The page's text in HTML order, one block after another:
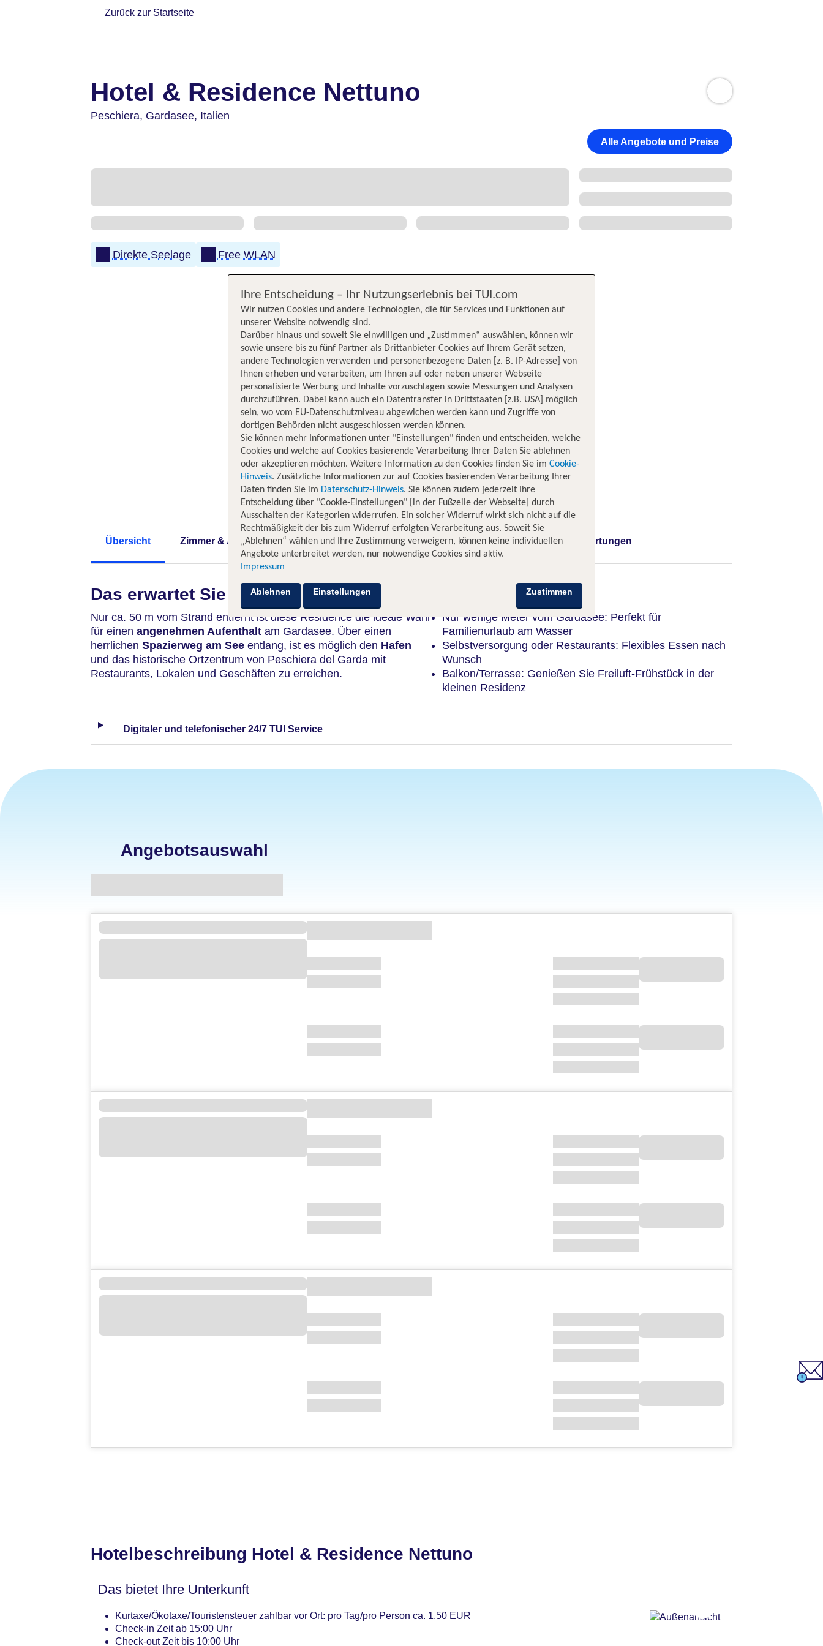
Zurück zur Startseite
Hotel & Residence Nettuno
Peschiera, Gardasee, Italien
Alle Angebote und Preise
Direkte Seelage Free WLAN
Übersicht Zimmer & Angebote Hotelinformationen Nachhaltigkeit Lage Bewertungen
Das erwartet Sie
Nur ca. 50 m vom Strand entfernt ist diese Residence die ideale Wahl
für einen angenehmen Aufenthalt am Gardasee. Über einen
herrlichen Spazierweg am See entlang, ist es möglich den Hafen
und das historische Ortzentrum von Peschiera del Garda mit
Restaurants, Lokalen und Geschäften zu erreichen.
Nur wenige Meter vom Gardasee: Perfekt für
Familienurlaub am Wasser
Selbstversorgung oder Restaurants: Flexibles Essen nach
Wunsch
Balkon/Terrasse: Genießen Sie Freiluft-Frühstück in der
kleinen Residenz
Digitaler und telefonischer 24/7 TUI Service
Angebotsauswahl
Hotelbeschreibung Hotel & Residence Nettuno
Das bietet Ihre Unterkunft
Kurtaxe/Ökotaxe/Touristensteuer zahlbar vor Ort: pro Tag/pro Person ca. 1.50 EUR
Check-in Zeit ab 15:00 Uhr
Check-out Zeit bis 10:00 Uhr
Ihre Entscheidung – Ihr Nutzungserlebnis bei TUI.com
Wir nutzen Cookies und andere Technologien, die für Services und Funktionen auf
unserer Website notwendig sind.
Darüber hinaus und soweit Sie einwilligen und „Zustimmen“ auswählen, können wir
sowie unsere bis zu fünf Partner als Drittanbieter Cookies auf Ihrem Gerät setzen,
andere Technologien verwenden und personenbezogene Daten [z. B. IP-Adresse] von
Ihnen erheben und verarbeiten, um Ihnen auf oder neben unserer Webseite
personalisierte Werbung und Inhalte vorzuschlagen sowie Messungen und Analysen
durchzuführen. Dabei kann auch ein Datentransfer in Drittstaaten [z.B. USA] möglich
sein, wo vom EU-Datenschutzniveau abgewichen werden kann und Zugriffe von
dortigen Behörden nicht ausgeschlossen werden können.
Sie können mehr Informationen unter "Einstellungen" finden und entscheiden, welche
Cookies und welche auf Cookies basierende Verarbeitung Ihrer Daten Sie ablehnen
oder akzeptieren möchten. Weitere Information zu den Cookies finden Sie im Cookie-
Hinweis. Zusätzliche Informationen zur auf Cookies basierenden Verarbeitung Ihrer
Daten finden Sie im Datenschutz-Hinweis. Sie können zudem jederzeit Ihre
Entscheidung über "Cookie-Einstellungen" [in der Fußzeile der Webseite] durch
Ausschalten der Kategorien widerrufen. Ein solcher Widerruf wirkt sich nicht auf die
Rechtmäßigkeit der bis zum Widerruf erfolgten Verarbeitung aus. Soweit Sie
„Ablehnen“ wählen und Ihre Zustimmung verweigern, können keine individuellen
Angebote unterbreitet werden, nur notwendige Cookies sind aktiv.
Impressum
Zustimmen
Ablehnen Einstellungen